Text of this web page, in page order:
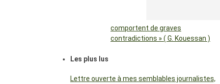
comportent de graves
contradictions » ( G. Kouessan )
Les plus lus
Lettre ouverte à mes semblables journalistes,